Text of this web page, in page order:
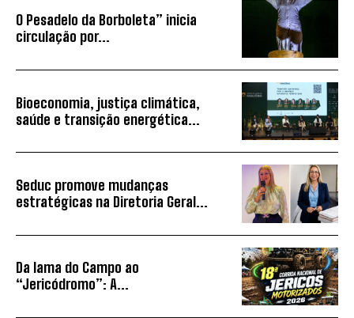
O Pesadelo da Borboleta” inicia
circulação por...
Bioeconomia, justiça climática,
saúde e transição energética...
Seduc promove mudanças
estratégicas na Diretoria Geral...
Da lama do Campo ao
“Jericódromo”: A...